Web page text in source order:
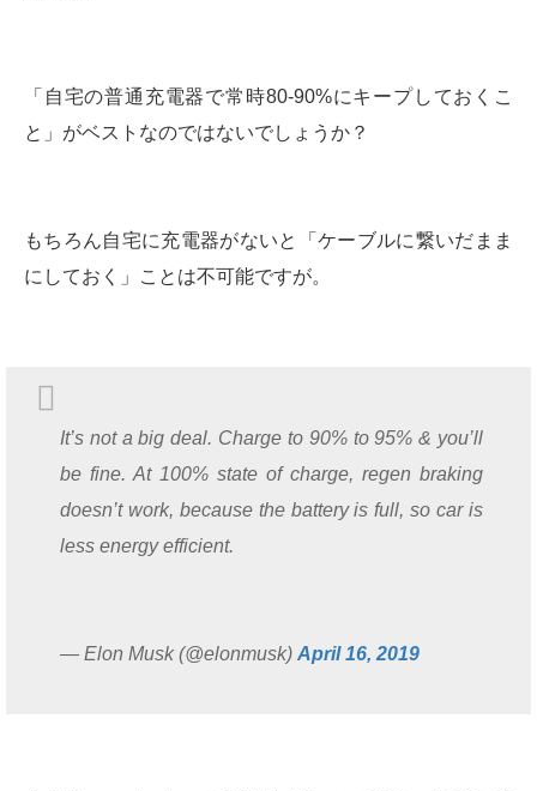
「自宅の普通充電器で常時80-90%にキープしておくこ
と」がベストなのではないでしょうか？
もちろん自宅に充電器がないと「ケーブルに繋いだまま
にしておく」ことは不可能ですが。
It’s not a big deal. Charge to 90% to 95% & you’ll
be fine. At 100% state of charge, regen braking
doesn’t work, because the battery is full, so car is
less energy efficient.
— Elon Musk (@elonmusk) April 16, 2019